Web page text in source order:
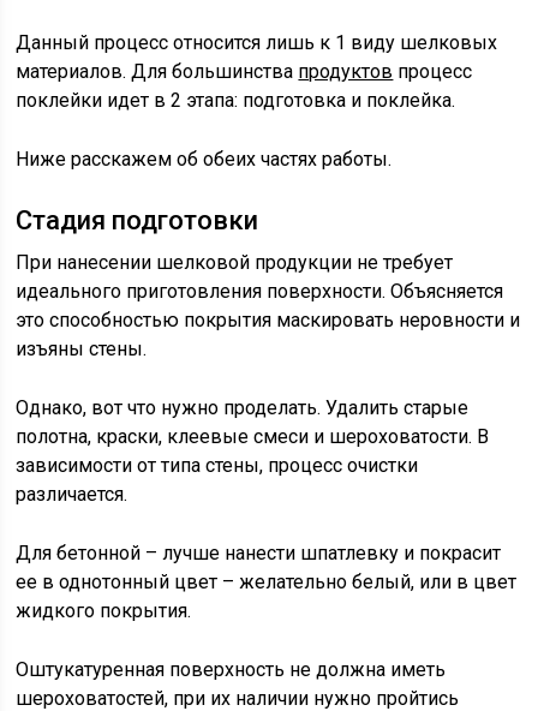
Данный процесс относится лишь к 1 виду шелковых
материалов. Для большинства продуктов процесс
поклейки идет в 2 этапа: подготовка и поклейка.
Ниже расскажем об обеих частях работы.
Стадия подготовки
При нанесении шелковой продукции не требует
идеального приготовления поверхности. Объясняется
это способностью покрытия маскировать неровности и
изъяны стены.
Однако, вот что нужно проделать. Удалить старые
полотна, краски, клеевые смеси и шероховатости. В
зависимости от типа стены, процесс очистки
различается.
Для бетонной – лучше нанести шпатлевку и покрасит
ее в однотонный цвет – желательно белый, или в цвет
жидкого покрытия.
Оштукатуренная поверхность не должна иметь
шероховатостей, при их наличии нужно пройтись